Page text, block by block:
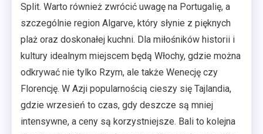
Split. Warto również zwrócić uwagę na Portugalię, a
szczególnie region Algarve, który słynie z pięknych
plaż oraz doskonałej kuchni. Dla miłośników historii i
kultury idealnym miejscem będą Włochy, gdzie można
odkrywać nie tylko Rzym, ale także Wenecję czy
Florencję. W Azji popularnością cieszy się Tajlandia,
gdzie wrzesień to czas, gdy deszcze są mniej
intensywne, a ceny są korzystniejsze. Bali to kolejna